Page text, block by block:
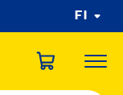
FI